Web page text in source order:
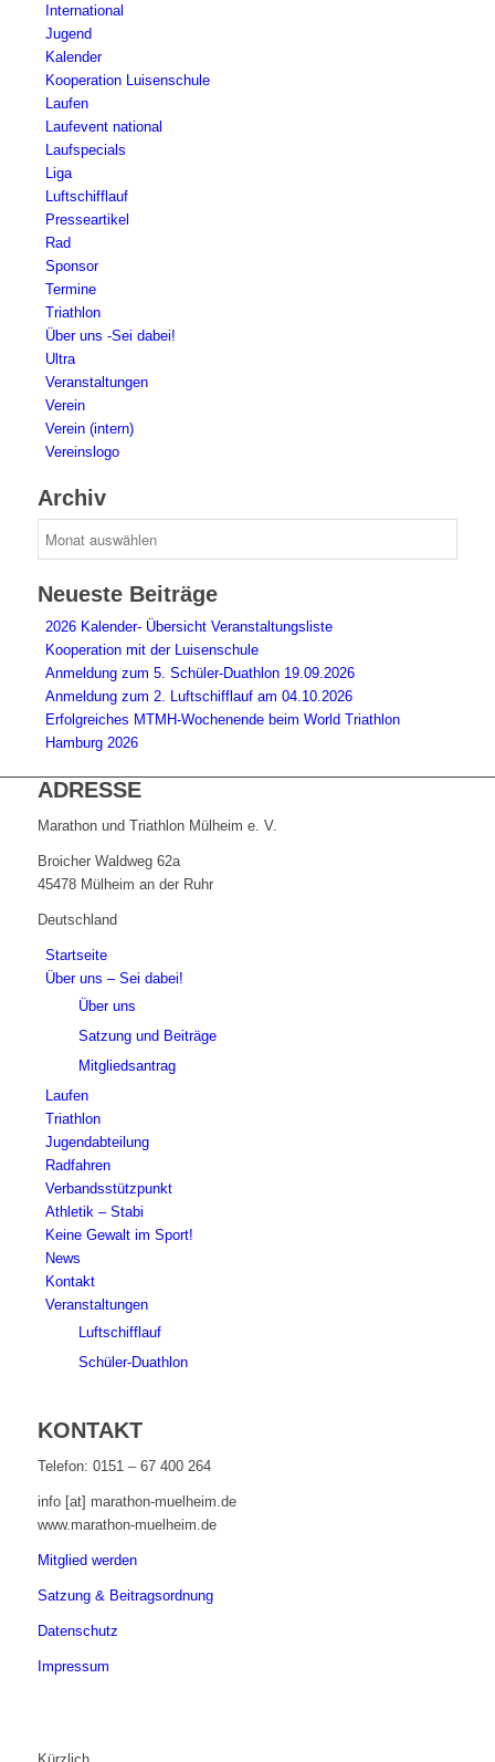
International
Jugend
Kalender
Kooperation Luisenschule
Laufen
Laufevent national
Laufspecials
Liga
Luftschifflauf
Presseartikel
Rad
Sponsor
Termine
Triathlon
Über uns -Sei dabei!
Ultra
Veranstaltungen
Verein
Verein (intern)
Vereinslogo
Archiv
Neueste Beiträge
2026 Kalender- Übersicht Veranstaltungsliste
Kooperation mit der Luisenschule
Anmeldung zum 5. Schüler-Duathlon 19.09.2026
Anmeldung zum 2. Luftschifflauf am 04.10.2026
Erfolgreiches MTMH-Wochenende beim World Triathlon
Hamburg 2026
ADRESSE
Marathon und Triathlon Mülheim e. V.
Broicher Waldweg 62a
45478 Mülheim an der Ruhr
Deutschland
Startseite
Über uns – Sei dabei!
Über uns
Satzung und Beiträge
Mitgliedsantrag
Laufen
Triathlon
Jugendabteilung
Radfahren
Verbandsstützpunkt
Athletik – Stabi
Keine Gewalt im Sport!
News
Kontakt
Veranstaltungen
Luftschifflauf
Schüler-Duathlon
KONTAKT
Telefon: 0151 – 67 400 264
info [at] marathon-muelheim.de
www.marathon-muelheim.de
Mitglied werden
Satzung & Beitragsordnung
Datenschutz
Impressum